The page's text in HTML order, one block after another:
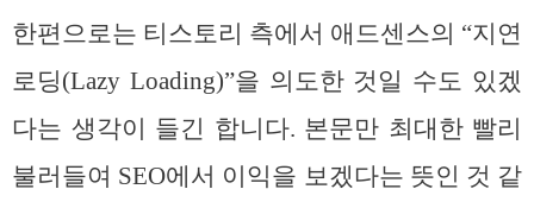
한편으로는 티스토리 측에서 애드센스의 “지연
로딩(Lazy Loading)”을 의도한 것일 수도 있겠
다는 생각이 들긴 합니다. 본문만 최대한 빨리
불러들여 SEO에서 이익을 보겠다는 뜻인 것 같